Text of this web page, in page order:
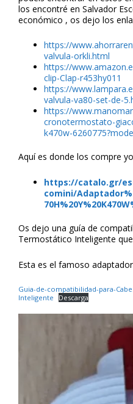
los encontré en Salvador
económico , os dejo los
https://
valvula-orkli.html
https://
clip-Clap-r453hy011
https://
valvula-va80-set-de-
https://
cronotermostato-
k470w-
Aquí es donde los compre
https://catalo.gr/
comini/
Os dejo una guía de
Termostático Inteligente
Esta es el famoso adaptador
Guia-de-compatibilidad-para-
Inteligente
Descarga